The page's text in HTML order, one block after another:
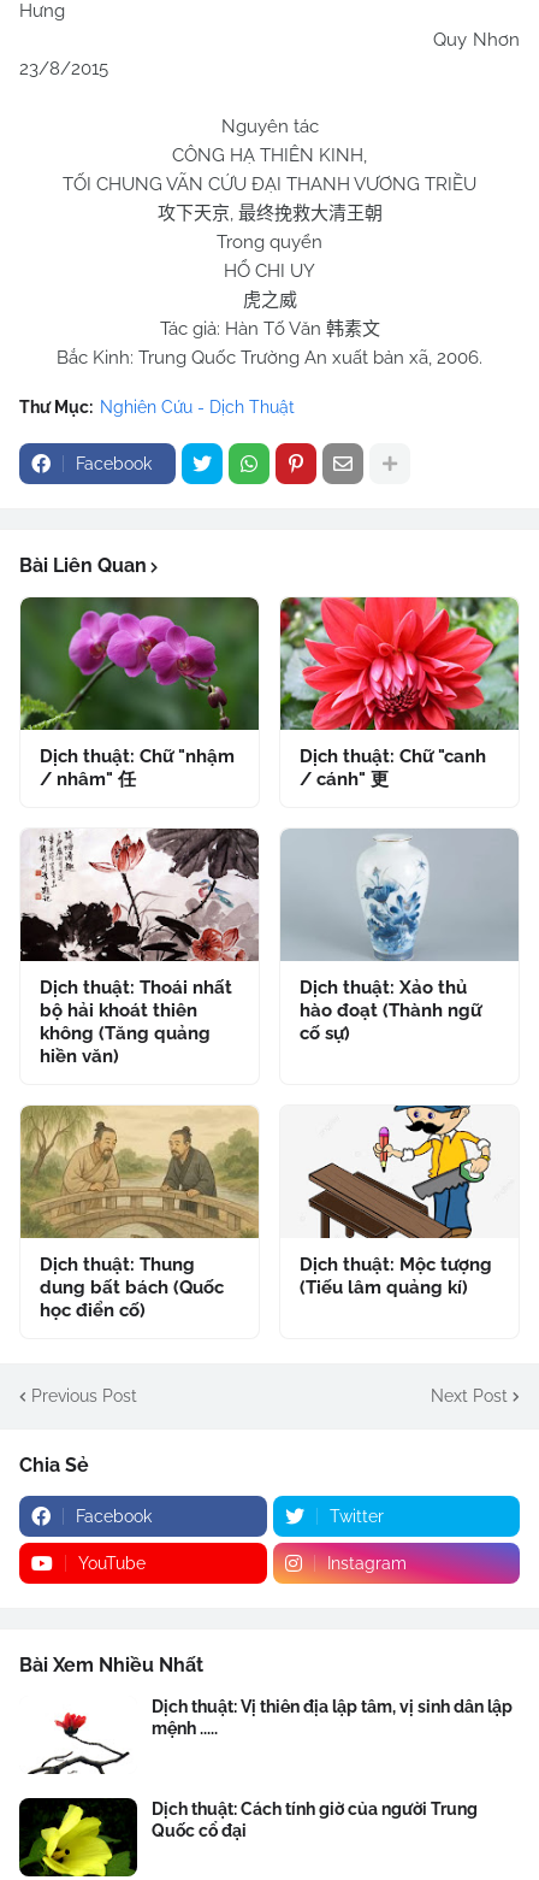
Hưng
Quy Nhơn
23/8/2015
Nguyên tác
CÔNG HẠ THIÊN KINH,
TỐI CHUNG VÃN CỨU ĐẠI THANH VƯƠNG TRIỀU
攻下天京, 最终挽救大清王朝
Trong quyển
HỔ CHI UY
虎之威
Tác giả: Hàn Tố Văn 韩素文
Bắc Kinh: Trung Quốc Trường An xuất bản xã, 2006.
Thư Mục: Nghiên Cứu - Dịch Thuật
Facebook
Bài Liên Quan
Dịch thuật: Chữ "nhậm
/ nhâm" 任
Dịch thuật: Chữ "canh
/ cánh" 更
Dịch thuật: Thoái nhất
bộ hải khoát thiên
không (Tăng quảng
hiền văn)
Dịch thuật: Xảo thủ
hào đoạt (Thành ngữ
cố sự)
Dịch thuật: Thung
dung bất bách (Quốc
học điển cố)
Dịch thuật: Mộc tượng
(Tiếu lâm quảng kí)
Previous Post Next Post
Chia Sẻ
Facebook Twitter
YouTube Instagram
Bài Xem Nhiều Nhất
Dịch thuật: Vị thiên địa lập tâm, vị sinh dân lập
mệnh .....
Dịch thuật: Cách tính giờ của người Trung
Quốc cổ đại